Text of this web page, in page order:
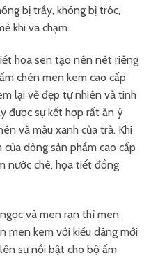
bị trầy, không bị tróc,
khi va chạm.
hoa sen tạo nên nét riêng
chén men kem cao cấp
lại vẻ đẹp tự nhiên và tinh
được sự kết hợp rất ăn ý
và màu xanh của trà. Khi
dòng sản phẩm cao cấp
nước chè, họa tiết đồng
và men rạn thì men
men kem với kiểu dáng mới
sự nổi bật cho bộ ấm